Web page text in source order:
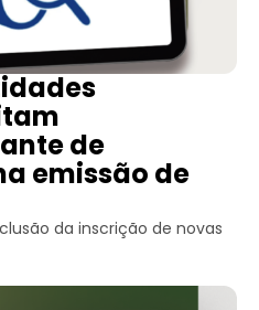
de
emissão de
da inscrição de novas